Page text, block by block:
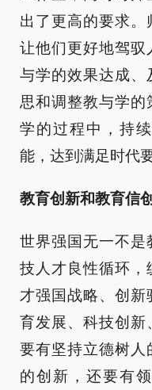
出了更高的要求。
让他们更好地驾驭
与学的效果达成、
思和调整教与学的
学的过程中，持
能，达到满足时代
教育创新和教育信
世界强国无一不是
技人才良性循环，
才强国战略、创新
育发展、科技创新
要有坚持立德树人
的创新，还要有